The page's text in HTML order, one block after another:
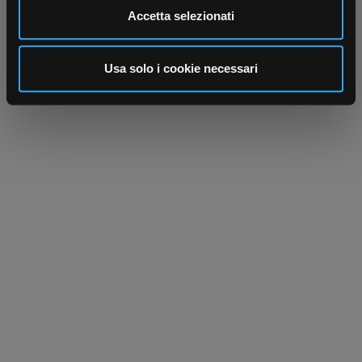
Utilizziamo i cookie per personalizzare contenuti ed
analizzare il nostro traffico. Condividiamo inoltre
informazioni sul modo in cui utilizza il nostro sito con i
nostri partner che si occupano di analisi dei dati web,
pubblicità e social media, i quali potrebbero combinarle
Accetta selezionati
Usa solo i cookie necessari